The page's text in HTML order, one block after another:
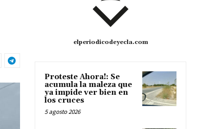
elperiodicodeyecla.com
Proteste Ahora!: Se
acumula la maleza que
ya impide ver bien en
los cruces
5 agosto 2026